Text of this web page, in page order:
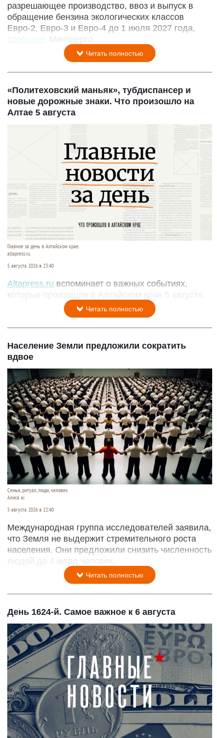
разрешающее производство, ввоз и выпуск в
обращение бензина экологических классов
Евро-2, Евро-3 и Евро-4 до 1 июля 2027 года,
сообщает
Минэнерго.
Читать полностью
«Политеховский маньяк», тубдиспансер и
новые дорожные знаки. Что произошло на
Алтае 5 августа
Главное за день в Алтайском крае.
altapress.ru.
5 августа 2026 в 23:40
Altapress.ru вспоминает о важных событиях,
которые произошли в Алтайском крае 5 августа.
Читать полностью
Население Земли предложили сократить
вдвое
Семья, ритуал, люди, человек
Алиса ai
5 августа 2026 в 22:40
Международная группа исследователей заявила,
что Земля не выдержит стремительного роста
населения. Они предложили снизить численность
людей до 4 млрд человек.
Читать полностью
День 1624-й. Самое важное к 6 августа